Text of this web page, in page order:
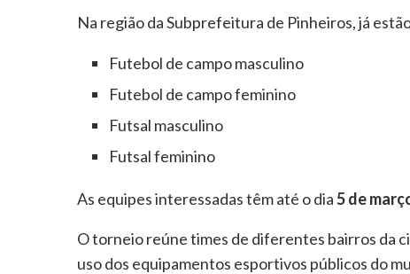
Na região da Subprefeitura de Pinheiros, já
Futebol de campo masculino
Futebol de campo feminino
Futsal masculino
Futsal feminino
As equipes interessadas têm até o dia5 de
O torneio reúne times de diferentes bairros da
uso dos equipamentos esportivos públicos do